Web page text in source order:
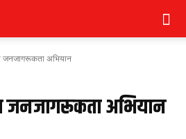
जनजागरूकता अभियान
जनजागरूकता अभियान